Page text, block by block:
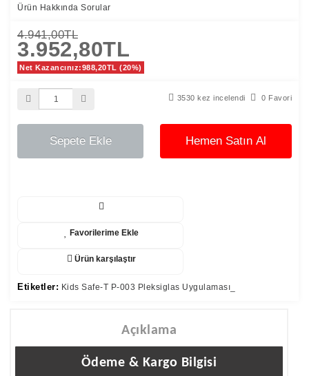
Ürün Hakkında Sorular
4.941,00TL
3.952,80TL
Net Kazancınız:988,20TL (20%)
3530 kez incelendi 0 Favori
Sepete Ekle Hemen Satın Al
Favorilerime Ekle
Ürün karşılaştır
Etiketler: Kids Safe-T P-003 Pleksiglas Uygulaması_
Açıklama
Ödeme & Kargo Bilgisi